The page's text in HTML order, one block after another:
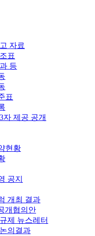
자료
표
등
표
자 제공 공개
현황
공지
개최 결과
개협의안
제 뉴스레터
의결과